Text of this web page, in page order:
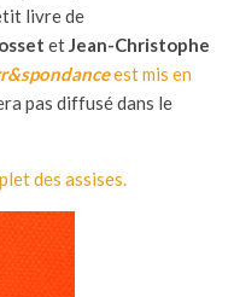
livre de
etJean-Christophe
est mis en
pas diffusé dans le
des assises.